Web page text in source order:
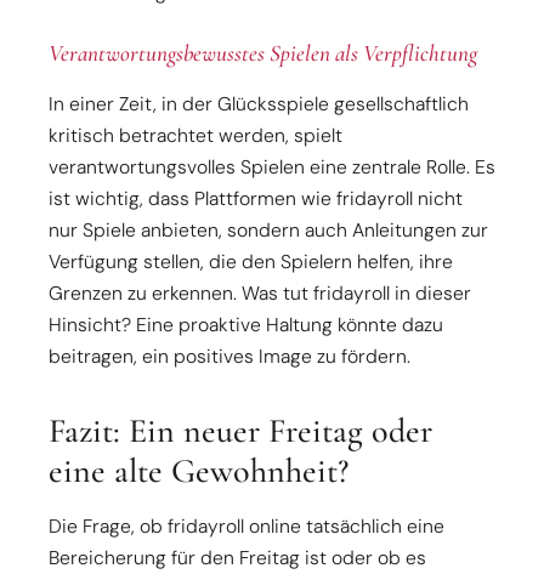
Verantwortungsbewusstes Spielen als Verpflichtung
In einer Zeit, in der Glücksspiele gesellschaftlich
kritisch betrachtet werden, spielt
verantwortungsvolles Spielen eine zentrale Rolle. Es
ist wichtig, dass Plattformen wie fridayroll nicht
nur Spiele anbieten, sondern auch Anleitungen zur
Verfügung stellen, die den Spielern helfen, ihre
Grenzen zu erkennen. Was tut fridayroll in dieser
Hinsicht? Eine proaktive Haltung könnte dazu
beitragen, ein positives Image zu fördern.
Fazit: Ein neuer Freitag oder
eine alte Gewohnheit?
Die Frage, ob fridayroll online tatsächlich eine
Bereicherung für den Freitag ist oder ob es